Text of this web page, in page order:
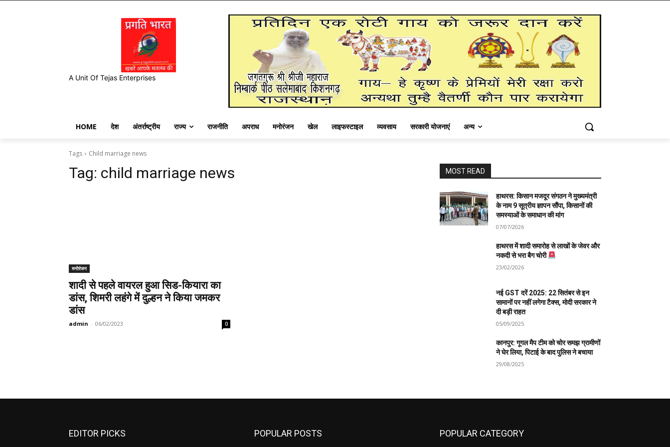
A Unit Of Tejas Enterprises
HOME देश अंतर्राष्ट्रीय राज्य राजनीति अपराध मनोरंजन खेल लाइफस्टाइल व्यवसाय सरकारी योजनाएं अन्य
Tags Child marriage news
Tag: child marriage news
मनोरंजन
शादी से पहले वायरल हुआ सिड-कियारा का
डांस, शिमरी लहंगे में दुल्हन ने किया जमकर
डांस
admin - 06/02/2023 0
MOST READ
हाथरस: किसान मजदूर संगठन ने मुख्यमंत्री
के नाम 9 सूत्रीय ज्ञापन सौंपा, किसानों की
समस्याओं के समाधान की मांग
07/07/2026
हाथरस में शादी समारोह से लाखों के जेवर और
नकदी से भरा बैग चोरी
23/02/2026
नई GST दरें 2025: 22 सितंबर से इन
सामानों पर नहीं लगेगा टैक्स, मोदी सरकार ने
दी बड़ी राहत
05/09/2025
कानपुर: गूगल मैप टीम को चोर समझ ग्रामीणों
ने घेर लिया, पिटाई के बाद पुलिस ने बचाया
29/08/2025
EDITOR PICKS POPULAR POSTS POPULAR CATEGORY